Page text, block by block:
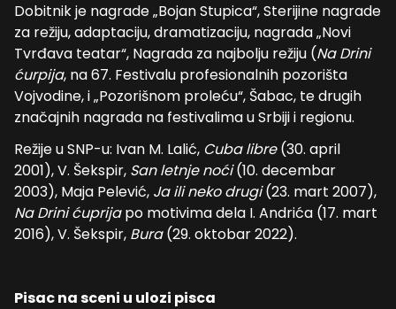
Dobitnik je nagrade „Bojan Stupica“, Sterijine nagrade
za režiju, adaptaciju, dramatizaciju, nagrada „Novi
Tvrđava teatar“, Nagrada za najbolju režiju (Na Drini
ćurpija, na 67. Festivalu profesionalnih pozorišta
Vojvodine, i „Pozorišnom proleću“, Šabac, te drugih
značajnih nagrada na festivalima u Srbiji i regionu.
Režije u SNP-u: Ivan M. Lalić, Cuba libre(30. april
2001), V. Šekspir, San letnje noći(10. decembar
2003), Maja Pelević, Ja ili neko drugi(23. mart 2007),
Na Drini ćuprijapo motivima dela I. Andrića (17. mart
2016), V. Šekspir, Bura(29. oktobar 2022).
Pisac na sceni u ulozi pisca